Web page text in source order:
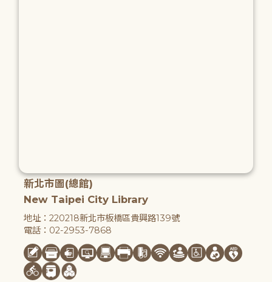
新北市圖(總館)
New Taipei City Library
地址：220218新北市板橋區貴興路139號
電話：02-2953-7868